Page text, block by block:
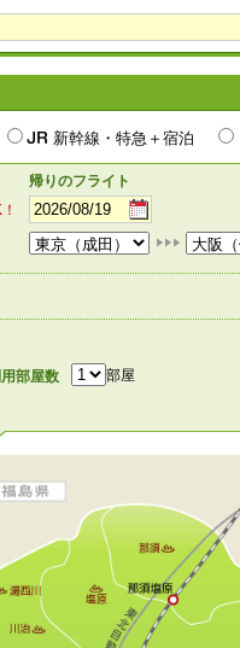
新幹線・特急＋宿泊
帰りのフライト
部屋数 部屋